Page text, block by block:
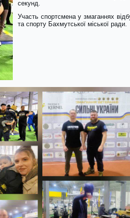
секунд.
Участь спортсмена у змаганнях
та спорту Бахмутської міської ради.